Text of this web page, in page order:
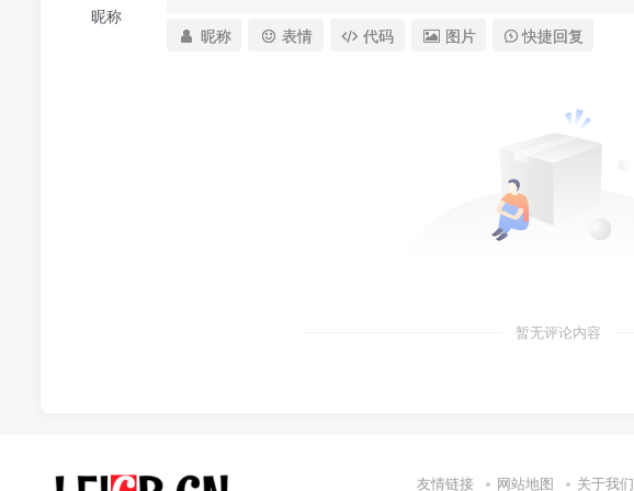
昵称
昵称 表情 代码 图片 快捷回复
暂无评论内容
友情链接 网站地图 关于我们